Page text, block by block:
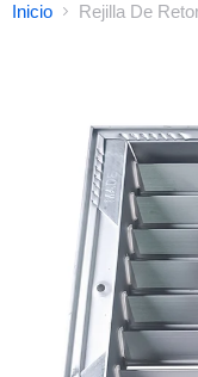
Inicio Rejilla De